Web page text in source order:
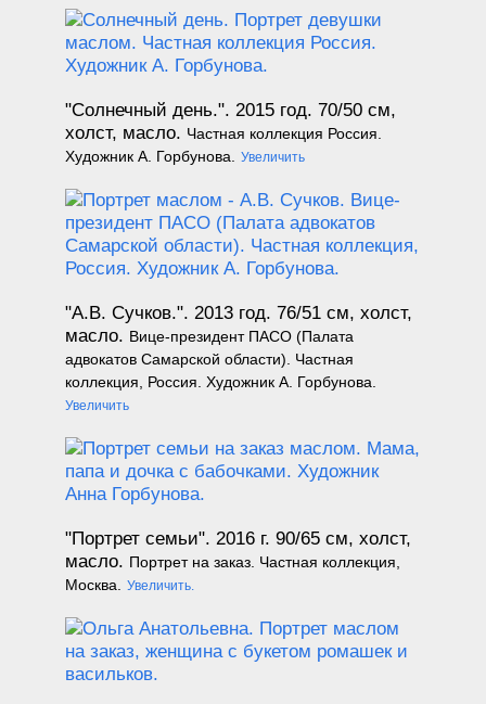
"Солнечный день.". 2015 год. 70/50 см,
холст, масло. Частная коллекция Россия.
Художник А. Горбунова. Увеличить
"А.В. Сучков.". 2013 год. 76/51 см, холст,
масло. Вице-президент ПАСО (Палата
адвокатов Самарской области). Частная
коллекция, Россия. Художник А. Горбунова.
Увеличить
"Портрет семьи". 2016 г. 90/65 см, холст,
масло. Портрет на заказ. Частная коллекция,
Москва. Увеличить.